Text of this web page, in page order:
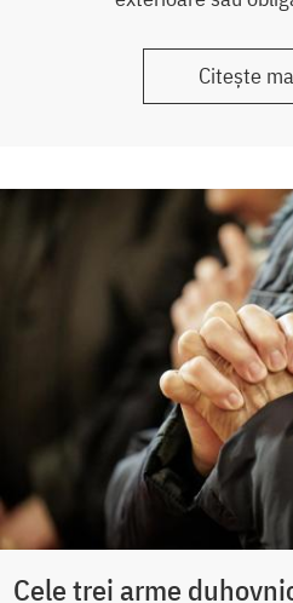
Citește
Cele trei arme